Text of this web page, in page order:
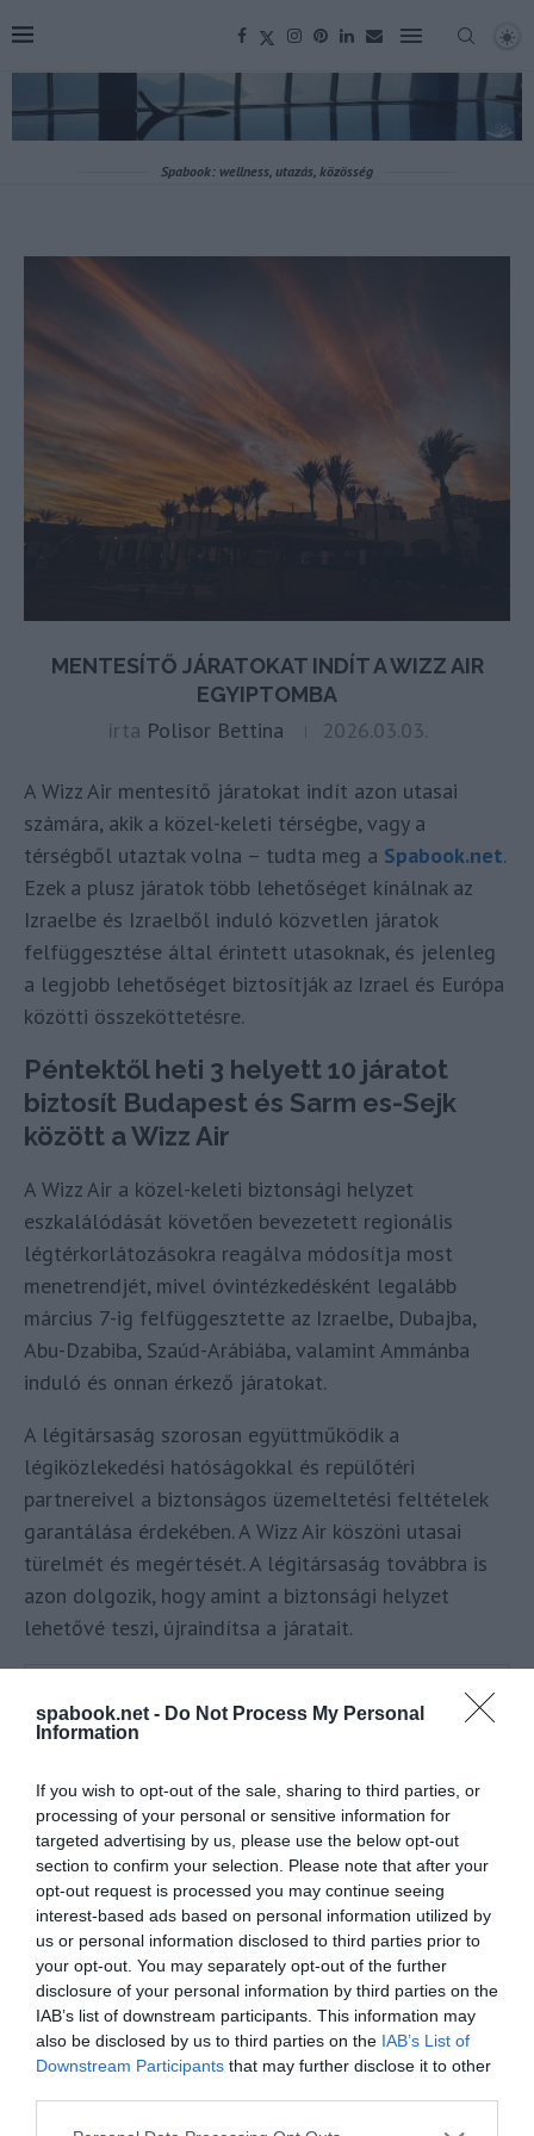
spabook.net - Do Not Process My Personal
Information
If you wish to opt-out of the sale, sharing to third parties, or
processing of your personal or sensitive information for
targeted advertising by us, please use the below opt-out
section to confirm your selection. Please note that after your
opt-out request is processed you may continue seeing
interest-based ads based on personal information utilized by
us or personal information disclosed to third parties prior to
your opt-out. You may separately opt-out of the further
disclosure of your personal information by third parties on the
IAB’s list of downstream participants. This information may
also be disclosed by us to third parties on the IAB’s List of
Downstream Participants that may further disclose it to other
Please note that this website/app uses one or more Google
Spabook: wellness, utazás, közösség
MENTESÍTŐ JÁRATOKAT INDÍT A WIZZ AIR
EGYIPTOMBA
írta Polisor Bettina 2026.03.03.
A Wizz Air mentesítő járatokat indít azon utasai
számára, akik a közel-keleti térségbe, vagy a
térségből utaztak volna – tudta meg a Spabook.net.
Ezek a plusz járatok több lehetőséget kínálnak az
Izraelbe és Izraelből induló közvetlen járatok
felfüggesztése által érintett utasoknak, és jelenleg
a legjobb lehetőséget biztosítják az Izrael és Európa
közötti összeköttetésre.
Péntektől heti 3 helyett 10 járatot
biztosít Budapest és Sarm es-Sejk
között a Wizz Air
A Wizz Air a közel-keleti biztonsági helyzet
eszkalálódását követően bevezetett regionális
légtérkorlátozásokra reagálva módosítja most
menetrendjét, mivel óvintézkedésként legalább
március 7-ig felfüggesztette az Izraelbe, Dubajba,
Abu-Dzabiba, Szaúd-Arábiába, valamint Ammánba
induló és onnan érkező járatokat.
A légitársaság szorosan együttműködik a
légiközlekedési hatóságokkal és repülőtéri
partnereivel a biztonságos üzemeltetési feltételek
garantálása érdekében. A Wizz Air köszöni utasai
türelmét és megértését. A légitársaság továbbra is
azon dolgozik, hogy amint a biztonsági helyzet
lehetővé teszi, újraindítsa a járatait.